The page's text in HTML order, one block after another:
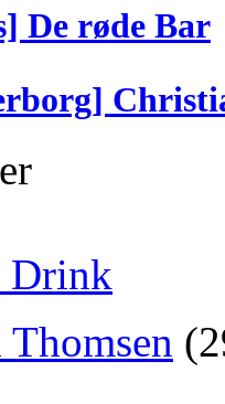
De røde Bar
Drink
Thomsen